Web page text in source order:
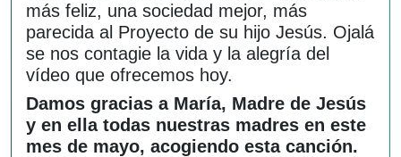
más feliz, una sociedad mejor, más
parecida al Proyecto de su hijo Jesús. Ojalá
se nos contagie la vida y la alegría del
vídeo que ofrecemos hoy.
Damos gracias a María, Madre de Jesús
y en ella todas nuestras madres en este
mes de mayo, acogiendo esta canción.